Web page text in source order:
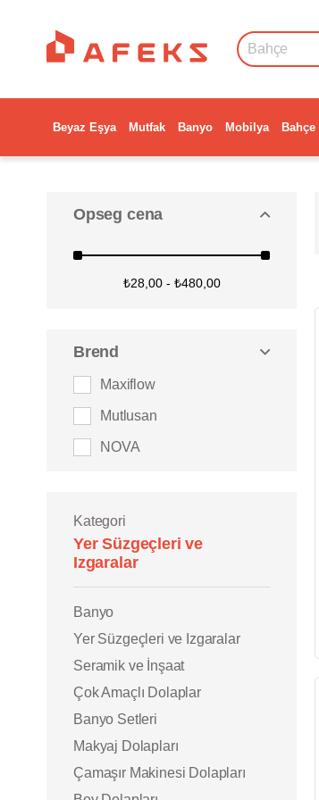
Beyaz Eşya Mutfak Banyo Mobilya Bahçe
Opseg cena
₺28,00 - ₺480,00
Brend
Maxiflow
Mutlusan
NOVA
Kategori
Yer Süzgeçleri ve
Izgaralar
Banyo
Yer Süzgeçleri ve Izgaralar
Seramik ve İnşaat
Çok Amaçlı Dolaplar
Banyo Setleri
Makyaj Dolapları
Çamaşır Makinesi Dolapları